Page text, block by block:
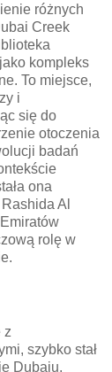
różnych
Creek
kompleks
To miejsce,
i
się do
otoczenia
badań
ona
Al
rolę w
z
szybko stał
Dubaju,